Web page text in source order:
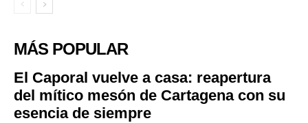
MÁS POPULAR
El Caporal vuelve a casa: reapertura
del mítico mesón de Cartagena con su
esencia de siempre